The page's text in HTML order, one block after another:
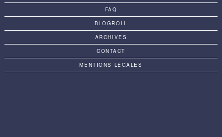
FAQ
BLOGROLL
ARCHIVES
CONTACT
MENTIONS LÉGALES